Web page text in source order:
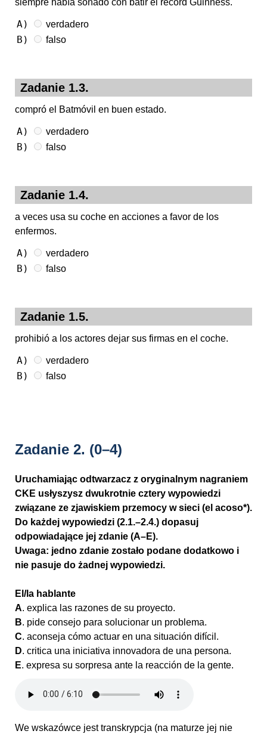
A) verdadero
B) falso
Zadanie 1.3.
compró el Batmóvil en buen estado.
A) verdadero
B) falso
Zadanie 1.4.
a veces usa su coche en acciones a favor de los
enfermos.
A) verdadero
B) falso
Zadanie 1.5.
prohibió a los actores dejar sus firmas en el coche.
A) verdadero
B) falso
Zadanie 2. (0–4)
Uruchamiając odtwarzacz z oryginalnym nagraniem
CKE usłyszysz dwukrotnie cztery wypowiedzi
związane ze zjawiskiem przemocy w sieci (el acoso*).
Do każdej wypowiedzi (2.1.–2.4.) dopasuj
odpowiadające jej zdanie (A–E).
Uwaga: jedno zdanie zostało podane dodatkowo i
nie pasuje do żadnej wypowiedzi.
El/la hablante
A. explica las razones de su proyecto.
B. pide consejo para solucionar un problema.
C. aconseja cómo actuar en una situación difícil.
D. critica una iniciativa innovadora de una persona.
E. expresa su sorpresa ante la reacción de la gente.
We wskazówce jest transkrypcja (na maturze jej nie